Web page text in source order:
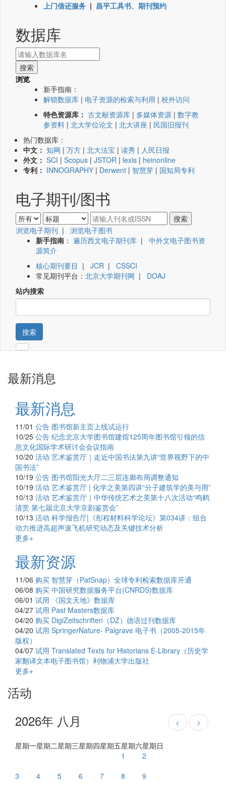
上门借还服务 | 昌平工具书、期刊预约
数据库
浏览
新手指南：
解锁数据库 | 电子资源的检索与利用 | 校外访问
特色资源库： 古文献资源库 | 多媒体资源 | 数字教
参资料 | 北大学位论文 | 北大讲座 | 民国旧报刊
热门数据库：
中文： 知网 | 万方 | 北大法宝 | 读秀 | 人民日报
外文： SCI | Scopus | JSTOR | lexis | heinonline
专利： INNOGRAPHY | Derwent | 智慧芽 | 国知局专利
电子期刊/图书
浏览电子期刊 | 浏览电子图书
新手指南 ： 遍历西文电子期刊库 | 中外文电子图书资
源简介
核心期刊要目 | JCR | CSSCI
常见期刊平台： 北京大学期刊网 | DOAJ
站内搜索
搜索
最新消息
最新消息
11/01 公告 图书馆新主页上线试运行
10/25 公告 纪念北京大学图书馆建馆125周年图书馆引领的信
息文化国际学术研讨会会议指南
10/20 活动 艺术鉴赏厅｜走近中国书法第九讲“世界视野下的中
国书法”
10/19 公告 图书馆阳光大厅二三层连廊布局调整通知
10/19 活动 艺术鉴赏厅 | 化学之美第四讲“分子建筑学的美与用”
10/13 活动 艺术鉴赏厅｜中华传统艺术之美第十八次活动“鸣鹤
清赏·第七届北京大学京剧鉴赏会”
10/13 活动 科学报告厅|《彤程材料科学论坛》第034讲：组合
动力推进高超声速飞机研究动态及关键技术分析
更多+
最新资源
11/06 购买 智慧芽（PatSnap）全球专利检索数据库开通
06/08 购买 中国研究数据服务平台(CNRDS)数据库
06/01 试用
《国文天地》数据库
04/27 试用 Past Masters数据库
04/20 购买 DigiZeitschriften（DZ）德语过刊数据库
04/20 试用 SpringerNature- Palgrave 电子书（2005-2015年
版权）
04/07 试用 Translated Texts for Historians E-Library（历史学
家翻译文本电子图书馆）利物浦大学出版社
更多+
活动
2026年 八月
< >
星期一星期二星期三星期四星期五星期六星期日
1
2
3
4 5 6 7 8
9